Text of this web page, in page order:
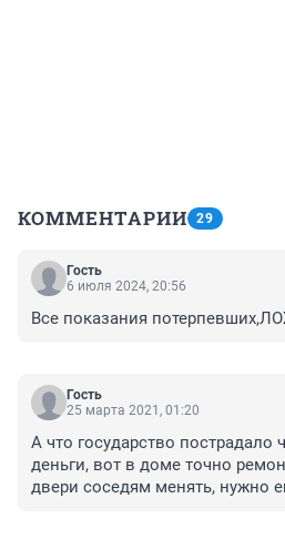
КОММЕНТАРИИ 29
Гость
6 июля 2024, 20:56
Все показания
Гость
25 марта 2021, 01:20
А что государство пострадало
деньги, вот в доме точно
двери соседям менять, нужно